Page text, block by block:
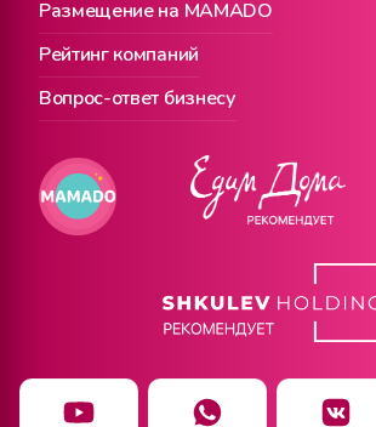
Размещение на MAMADO
Рейтинг компаний
Вопрос-ответ бизнесу